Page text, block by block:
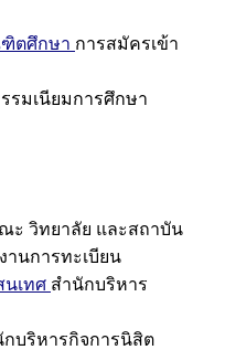
ตศึกษา การสมัครเข้า
รมเนียมการศึกษา
ะ วิทยาลัย และสถาบัน
านการทะเบียน
นเทศ สำนักบริหาร
กบริหารกิจการนิสิต